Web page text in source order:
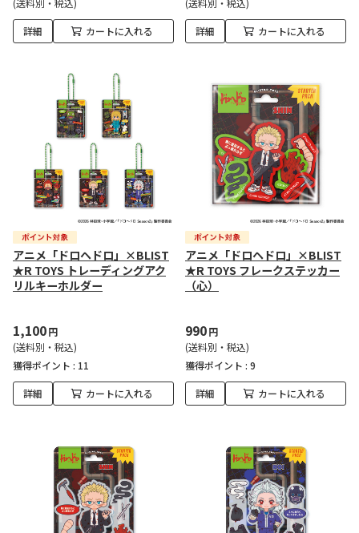
(送料別・税込)
詳細 カートに入れる
(送料別・税込)
詳細 カートに入れる
アニメ「ドロヘドロ」×BLIST
★R TOYS トレーディングアク
リルキーホルダー
1,100円
(送料別・税込)
獲得ポイント : 11
詳細 カートに入れる
アニメ「ドロヘドロ」×BLIST
★R TOYS フレークステッカー
（心）
990円
(送料別・税込)
獲得ポイント : 9
詳細 カートに入れる